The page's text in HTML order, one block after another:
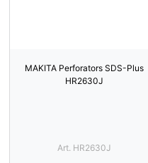
MAKITA Perforators SDS-Plus
HR2630J
Art. HR2630J